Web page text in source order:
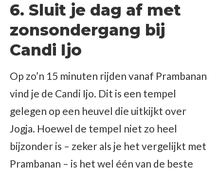
6. Sluit je dag af met
zonsondergang bij
Candi Ijo
Op zo’n 15 minuten rijden vanaf Prambanan
vind je de Candi Ijo. Dit is een tempel
gelegen op een heuvel die uitkijkt over
Jogja. Hoewel de tempel niet zo heel
bijzonder is – zeker als je het vergelijkt met
Prambanan – is het wel één van de beste